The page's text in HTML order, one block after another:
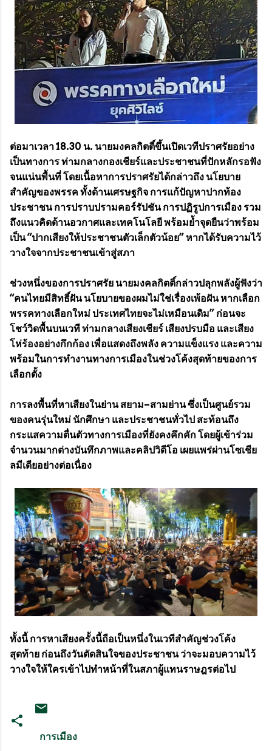
ต่อมาเวลา 18.30 น. นายมงคลกิตติ์ขึ้นเปิดเวทีปราศรัยอย่าง
เป็นทางการ ท่ามกลางกองเชียร์และประชาชนที่ปักหลักรอฟัง
จนแน่นพื้นที่ โดยเนื้อหาการปราศรัยได้กล่าวถึง นโยบาย
สำคัญของพรรค ทั้งด้านเศรษฐกิจ การแก้ปัญหาปากท้อง
ประชาชน การปราบปรามคอร์รัปชัน การปฏิรูปการเมือง รวม
ถึงแนวคิดด้านอวกาศและเทคโนโลยี พร้อมย้ำจุดยืนว่าพร้อม
เป็น “ปากเสียงให้ประชาชนตัวเล็กตัวน้อย” หากได้รับความไว้
วางใจจากประชาชนเข้าสู่สภา
ช่วงหนึ่งของการปราศรัย นายมงคลกิตติ์กล่าวปลุกพลังผู้ฟังว่า
“คนไทยมีสิทธิ์ฝัน นโยบายของผมไม่ใช่เรื่องเพ้อฝัน หากเลือก
พรรคทางเลือกใหม่ ประเทศไทยจะไม่เหมือนเดิม” ก่อนจะ
โชว์วิดพื้นบนเวที ท่ามกลางเสียงเชียร์ เสียงปรบมือ และเสียง
โห่ร้องอย่างกึกก้อง เพื่อแสดงถึงพลัง ความแข็งแรง และความ
พร้อมในการทำงานทางการเมืองในช่วงโค้งสุดท้ายของการ
เลือกตั้ง
การลงพื้นที่หาเสียงในย่าน สยาม–สามย่าน ซึ่งเป็นศูนย์รวม
ของคนรุ่นใหม่ นักศึกษา และประชาชนทั่วไป สะท้อนถึง
กระแสความตื่นตัวทางการเมืองที่ยังคงคึกคัก โดยผู้เข้าร่วม
จำนวนมากต่างบันทึกภาพและคลิปวิดีโอ เผยแพร่ผ่านโซเชีย
ลมีเดียอย่างต่อเนื่อง
ทั้งนี้ การหาเสียงครั้งนี้ถือเป็นหนึ่งในเวทีสำคัญช่วงโค้ง
สุดท้าย ก่อนถึงวันตัดสินใจของประชาชน ว่าจะมอบความไว้
วางใจให้ใครเข้าไปทำหน้าที่ในสภาผู้แทนราษฎรต่อไป
การเมือง